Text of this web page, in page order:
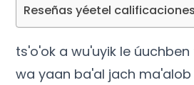
Reseñas yéetel
ts'o'ok a wu'uyik le
wa yaan ba'al jach ma'alob